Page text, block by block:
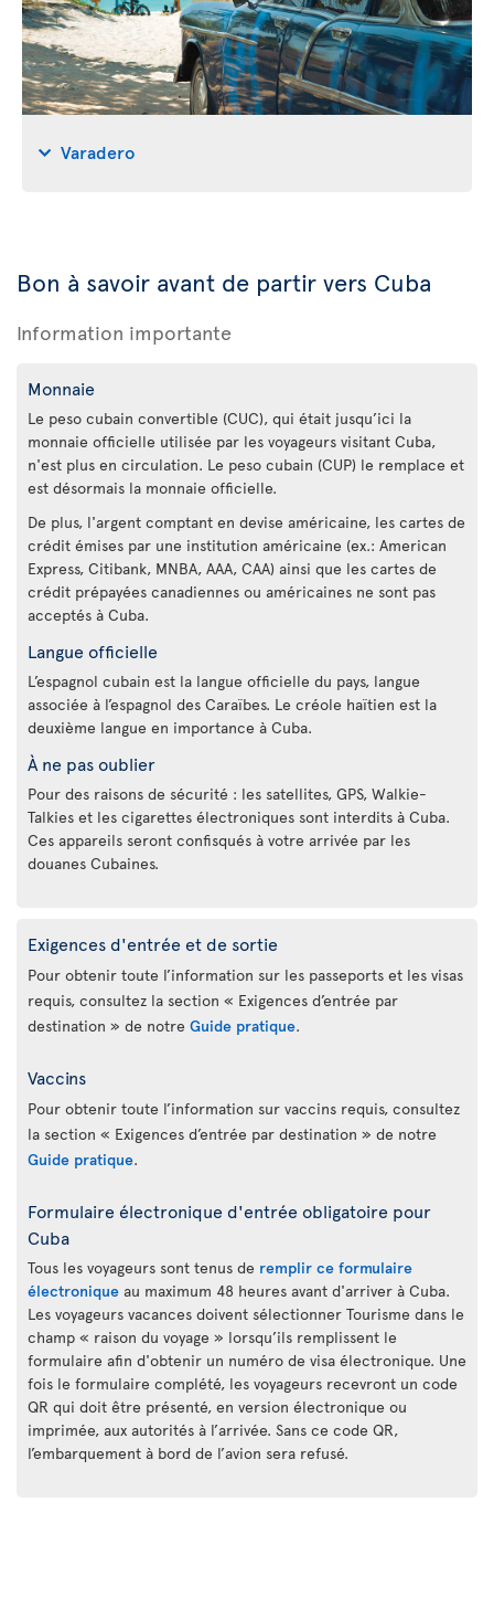
Varadero
Bon à savoir avant de partir vers Cuba
Information importante
Monnaie
Le peso cubain convertible (CUC), qui était jusqu’ici la
monnaie officielle utilisée par les voyageurs visitant Cuba,
n'est plus en circulation. Le peso cubain (CUP) le remplace et
est désormais la monnaie officielle.
De plus, l'argent comptant en devise américaine, les cartes de
crédit émises par une institution américaine (ex.: American
Express, Citibank, MNBA, AAA, CAA) ainsi que les cartes de
crédit prépayées canadiennes ou américaines ne sont pas
acceptés à Cuba.
Langue officielle
L’espagnol cubain est la langue officielle du pays, langue
associée à l’espagnol des Caraïbes. Le créole haïtien est la
deuxième langue en importance à Cuba.
À ne pas oublier
Pour des raisons de sécurité : les satellites, GPS, Walkie-
Talkies et les cigarettes électroniques sont interdits à Cuba.
Ces appareils seront confisqués à votre arrivée par les
douanes Cubaines.
Exigences d'entrée et de sortie
Pour obtenir toute l’information sur les passeports et les visas
requis, consultez la section « Exigences d’entrée par
destination » de notre Guide pratique.
Vaccins
Pour obtenir toute l’information sur vaccins requis, consultez
la section « Exigences d’entrée par destination » de notre
Guide pratique.
Formulaire électronique d'entrée obligatoire pour
Cuba
Tous les voyageurs sont tenus de remplir ce formulaire
électronique au maximum 48 heures avant d'arriver à Cuba.
Les voyageurs vacances doivent sélectionner Tourisme dans le
champ « raison du voyage » lorsqu’ils remplissent le
formulaire afin d'obtenir un numéro de visa électronique. Une
fois le formulaire complété, les voyageurs recevront un code
QR qui doit être présenté, en version électronique ou
imprimée, aux autorités à l’arrivée. Sans ce code QR,
l’embarquement à bord de l’avion sera refusé.